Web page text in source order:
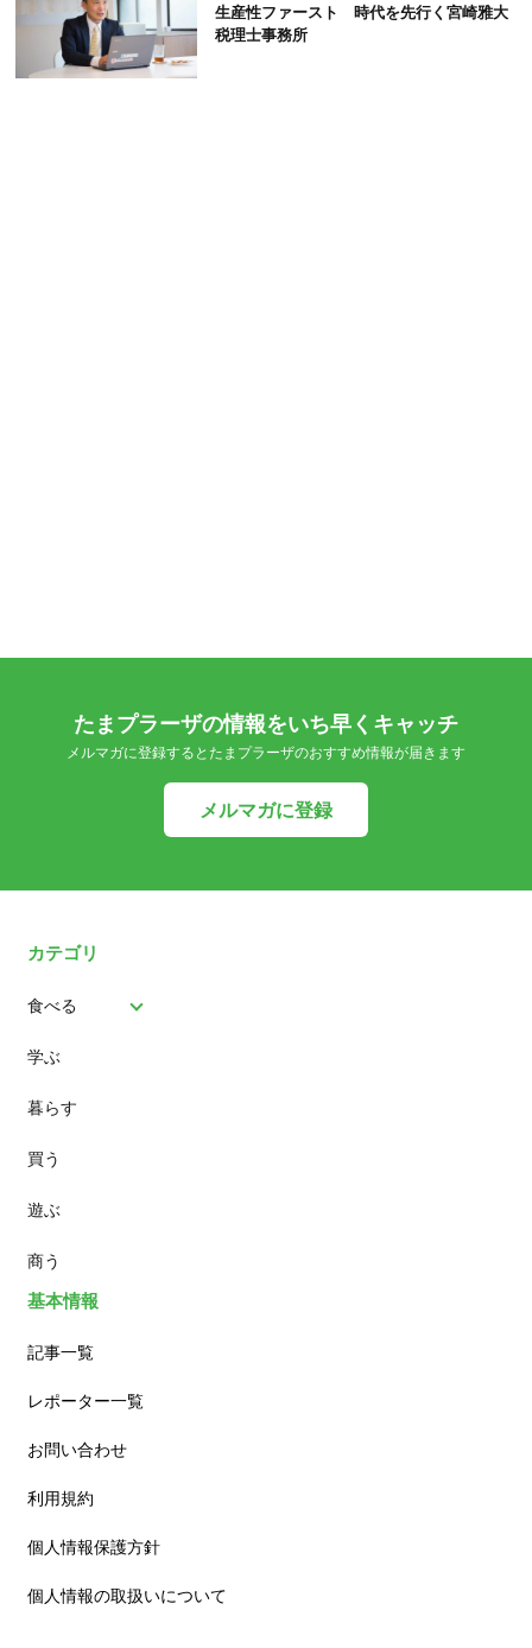
生産性ファースト 時代を先行く宮崎雅大
税理士事務所
たまプラーザの情報をいち早くキャッチ
メルマガに登録するとたまプラーザのおすすめ情報が届きます
メルマガに登録
カテゴリ
食べる
パン
スイーツ
ランチ
カフェ
学ぶ
暮らす
買う
遊ぶ
商う
基本情報
記事一覧
レポーター一覧
お問い合わせ
利用規約
個人情報保護方針
個人情報の取扱いについて